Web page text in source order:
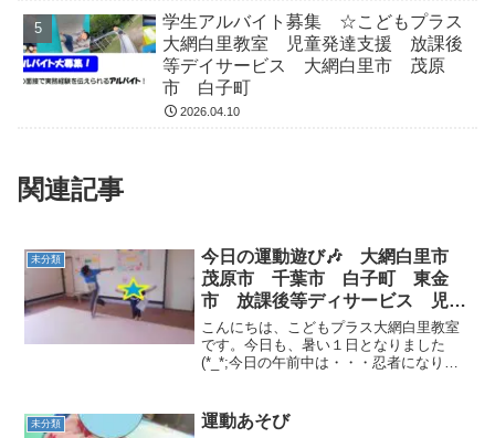
学生アルバイト募集 ☆こどもプラス
大網白里教室 児童発達支援 放課後
等デイサービス 大網白里市 茂原
市 白子町
2026.04.10
関連記事
未分類
今日の運動遊び🎶 大網白里市
茂原市 千葉市 白子町 東金
市 放課後等ディサービス 児童
発達支援
こんにちは、こどもプラス大網白里教室
です。今日も、暑い１日となりました
(*_*;今日の午前中は・・・忍者になりき
ました(^o^)／ 横一列でスタート！落と...
未分類 運動あそび